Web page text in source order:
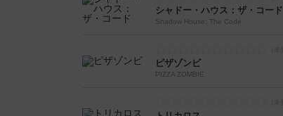
シャドー・ハウス：ザ・コード
Shadow House: The Code
ピザゾンビ
PIZZA ZOMBIE